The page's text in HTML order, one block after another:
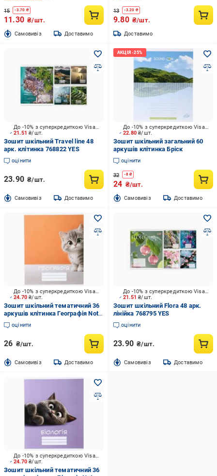
15 -3.70 ₴
11.30 ₴/шт.
Cамовивіз Доставимо
13 -3.20 ₴
9.80 ₴/шт.
Доставимо
21.51₴/шт.
До -10% з суперкредиткою Visa Вигода
Зошит шкільний Travel line 48
арк. клітинка 768822 YES
оцінити
23.90 ₴/шт.
Cамовивіз Доставимо
22.80₴/шт.
До -10% з суперкредиткою Visa Вигода
Зошит шкільний загальний 60
аркушів клітинка Бріск
оцінити
32 -8₴
24 ₴/шт.
Cамовивіз Доставимо
24.70₴/шт.
До -10% з суперкредиткою Visa Вигода
Зошит шкільний тематичний 36
аркушів клітинка Географія Nota
Bene
оцінити
26 ₴/шт.
Cамовивіз Доставимо
21.51₴/шт.
До -10% з суперкредиткою Visa Вигода
Зошит шкільний Flora 48 арк.
лінійка 768795 YES
оцінити
23.90 ₴/шт.
Cамовивіз Доставимо
24.70₴/шт.
До -10% з суперкредиткою Visa Вигода
Зошит шкільний тематичний 36